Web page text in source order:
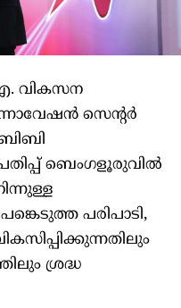
വികസന
സെന്റർ
പതിപ്പ് ബെംഗളൂരുവിൽ
പരിപാടി,
ശ്രദ്ധ